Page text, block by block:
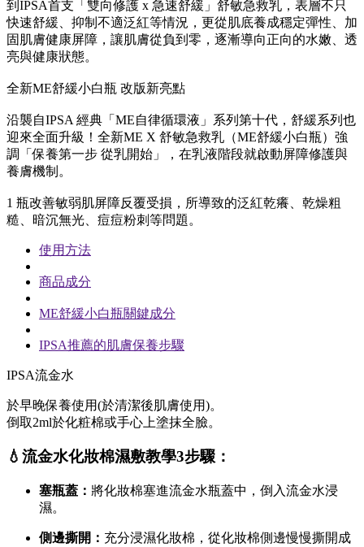
到IPSA首支「雙向修護 x 急速舒緩」舒敏急救乳，表層不只
快速舒緩、抑制不適泛紅等情況，更從肌底養成穩定彈性、加
固肌膚健康屏障，讓肌膚從負到零，逐漸導向正向的水嫩、透
亮與健康狀態。
全新ME舒緩小白瓶 改版新亮點
沿襲自IPSA 經典「ME自律循環液」系列第十代，舒緩系列也
迎來全面升級！全新ME X 舒敏急救乳（ME舒緩小白瓶）強
調「保養第一步 從乳開始」，在乳液階段就啟動屏障修護與
養膚機制。
1 瓶改善敏弱肌屏障反覆受損，所導致的泛紅乾癢、乾燥粗
糙、暗沉無光、痘痘粉刺等問題。
使用方法
商品成分
ME舒緩小白瓶關鍵成分
IPSA推薦的肌膚保養步驟
IPSA流金水
於早晚保養使用(於清潔後肌膚使用)。
倒取2ml於化粧棉或手心上塗抹全臉。
💧流金水化妝棉濕敷教學3步驟：
塞瓶蓋： 將化妝棉塞進流金水瓶蓋中，倒入流金水浸
濕。
側邊撕開： 充分浸濕化妝棉，從化妝棉側邊慢慢撕開成